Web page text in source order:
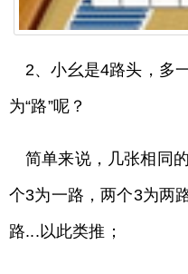
2、小幺是4路头，多
为“路”呢？
简单来说，几张相同
个3为一路，两个3为两
路...以此类推；